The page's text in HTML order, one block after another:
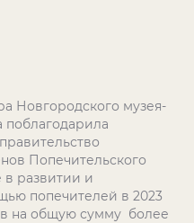
Новгородского музея-
поблагодарила
Попечительского
в развитии и
попечителей в 2023
на общую сумму более